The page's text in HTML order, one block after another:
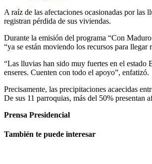
A raíz de las afectaciones ocasionadas por las
registran pérdida de sus viviendas.
Durante la emisión del programa “Con
“ya se están moviendo los recursos para
“Las lluvias han sido muy fuertes en el estado
enseres. Cuenten con todo el apoyo”, enfatizó.
Precisamente, las precipitaciones acaecidas
De sus 11 parroquias, más del 50% presentan
Prensa Presidencial
También te puede interesar